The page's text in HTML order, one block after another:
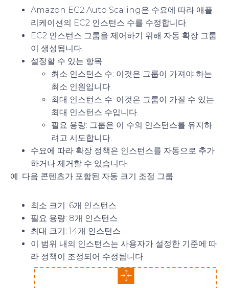
Amazon EC2 Auto Scaling은 수요에 따라 애플
리케이션의 EC2 인스턴스 수를 수정합니다.
EC2 인스턴스 그룹을 제어하기 위해 자동 확장 그룹
이 생성됩니다.
설정할 수 있는 항목:
최소 인스턴스 수: 이것은 그룹이 가져야 하는
최소 인원입니다.
최대 인스턴스 수: 이것은 그룹이 가질 수 있는
최대 인스턴스 수입니다.
필요 용량: 그룹은 이 수의 인스턴스를 유지하
려고 시도합니다.
수요에 따라 확장 정책은 인스턴스를 자동으로 추가
하거나 제거할 수 있습니다.
예: 다음 콘텐츠가 포함된 자동 크기 조정 그룹:
최소 크기: 6개 인스턴스
필요 용량: 8개 인스턴스
최대 크기: 14개 인스턴스
이 범위 내의 인스턴스는 사용자가 설정한 기준에 따
라 정책이 조정되어 수정됩니다.